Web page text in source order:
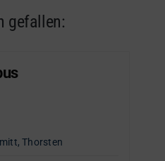
gefallen:
Thorsten